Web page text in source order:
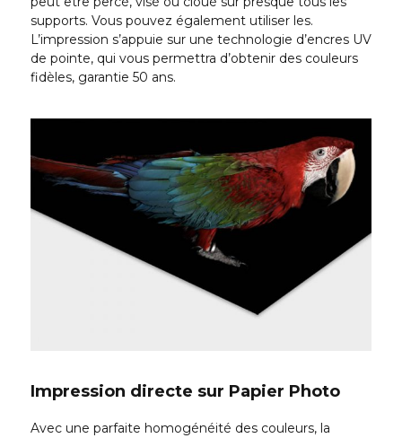
supports. Vous pouvez également utiliser les.
L’impression s’appuie sur une technologie d’encres UV
de pointe, qui vous permettra d’obtenir des couleurs
fidèles, garantie 50 ans.
Impression directe sur Papier Photo
Avec une parfaite homogénéité des couleurs, la